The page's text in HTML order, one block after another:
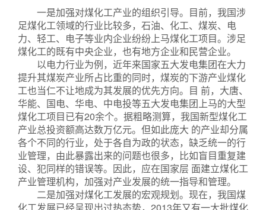
一是加强对煤化工产业的组织引导。目前，我国涉
足煤化工领域的行业比较多，石油、化工、煤炭、电
力、轻工、电子等业内企业纷纷上马煤化工项目。涉足
煤化工的既有中央企业，也有地方企业和民营企业。
以电力行业为例，近年来国家五大发电集团在大力
提升其煤炭产业所占比重的同时，煤炭的下游产业煤化
工也当仁不让地成为其发展的优先方向。目 前，大唐、
华能、国电、华电、中电投等五大发电集团上马的大型
煤化工项目已有20余个。据粗略测算，我国新型煤化工
产业总投资额高达数万亿元。但如此庞大 的产业却分属
各个不同的行业，处于各自为政的状态，缺乏统一的行
业管理，由此暴露出来的问题也很多，比如盲目重复建
设、犯同样的错误等。因此，应在国家层 面建立煤化工
产业管理机构，加强对产业发展的统一指导和管理。
二是加强对煤化工发展的宏观规划。现在，我国煤